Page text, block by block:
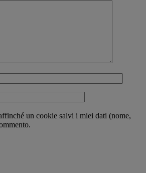
un cookie salvi i miei dati (nome,